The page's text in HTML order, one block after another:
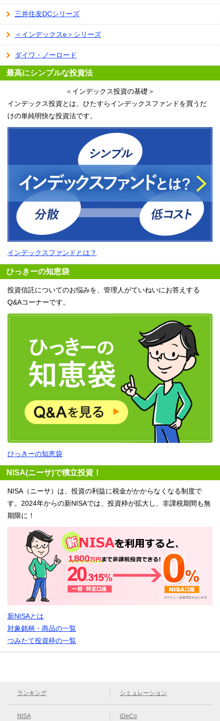
三井住友DCシリーズ
＜インデックスe＞シリーズ
ダイワ・ノーロード
最高にシンプルな投資法
＜インデックス投資の基礎＞
インデックス投資とは、ひたすらインデックスファンドを買うだ
けの単純明快な投資法です。
インデックスファンドとは？
ひっきーの知恵袋
投資信託についてのお悩みを、管理人がていねいにお答えする
Q&Aコーナーです。
ひっきーの知恵袋
NISA(ニーサ)で積立投資！
NISA（ニーサ）は、投資の利益に税金がかからなくなる制度で
す。2024年からの新NISAでは、投資枠が拡大し、非課税期間も無
期限に！
新NISAとは
対象銘柄・商品の一覧
つみたて投資枠の一覧
ランキング シミュレーション
NISA iDeCo